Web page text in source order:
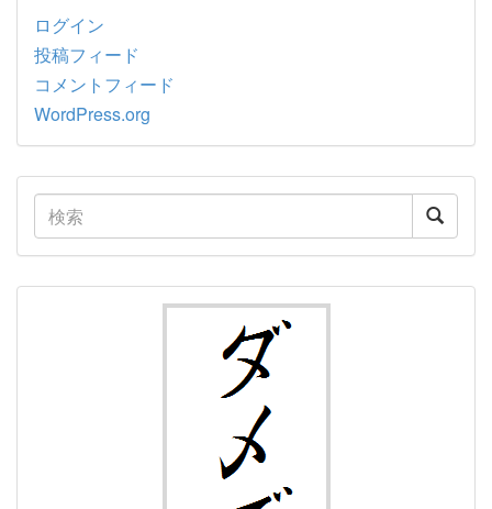
ログイン
投稿フィード
コメントフィード
WordPress.org